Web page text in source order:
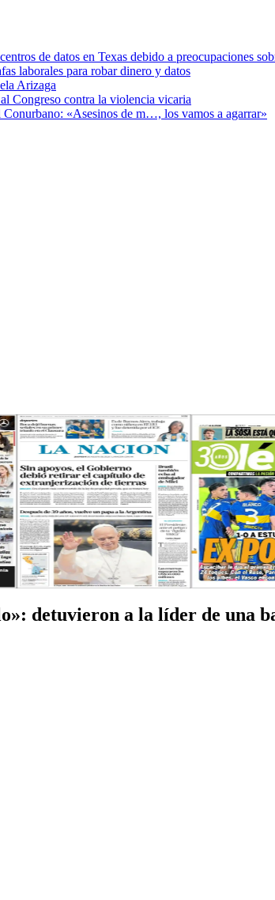
de datos en Texas debido a preocupaciones
laborales para robar dinero y datos
Arizaga
Congreso contra la violencia vicaria
«Asesinos de m…, los vamos a agarrar»
detuvieron a la líder de una